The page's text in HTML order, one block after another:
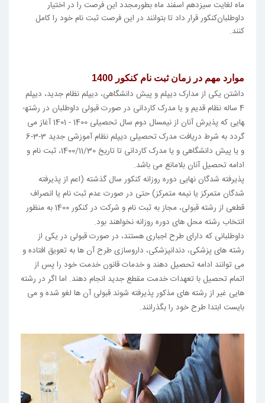
ماه لغایت سیزدهم اسفند ماه بطورمجدد این فرصت را در اختیار
داوطلبان‌کنکور قرار داد تا بتوانند در این فرصت ثبت نام خود را کامل
کنند.
موارد مهم در زمان ثبت نام کنکور 1400
داشتن یکی از مدارک دیپلم و پیش دانشگاهی، دیپلم نظام جدید، دیپلم
4 ساله نظام قدیم و یا مدرک کاردانی در صورت قبولی داوطلبان در رشته­
هایی كه پذيرش آنان از نيمسال دوم سال تحصيلی 1400 - 1401 آغاز می
گردد به شرط دريافت مدرک تحصيلی ديپلم نظام آموزشی جديد 3-3-6
و يا پيش دانشگاهی و يا مدرک كاردانی تا تاريخ 1400/11/30، ثبت نام و
ادامه تحصيل آنان بلامانع می باشد.
پذيرفته شدگان نهايی دوره روزانه کنکور سال گذشته (اعم از پذیرفته
شدگان متمرکز یا نیمه متمرکز) حتی در صورت عدم ثبت نام یا انصراف
قطعی از رشته قبولی، مجاز به ثبت نام و شرکت در کنکور 1400 به منظور
انتخاب رشته محل های دوره روزانه نخواهند بود.
داوطلبانی که دارای طرح اجباری هستند، در صورت قبولی در یکی از
رشته های پزشکی، دندانپزشکی، داروسازی طرح آن ها به تعویق افتاده و
می توانند ادامه تحصیل دهند و خدمات قانون خدمت خود را پس از
اتمام تحصيل با تعهدات خدمت مقطع جديد انجام دهند. اما اگر در رشته
هایی غیر از رشته های مذکور پذیرفته شوند قبولی آن ها لغو شده و می
بایست ابتدا طرح خود را بگذرانند.